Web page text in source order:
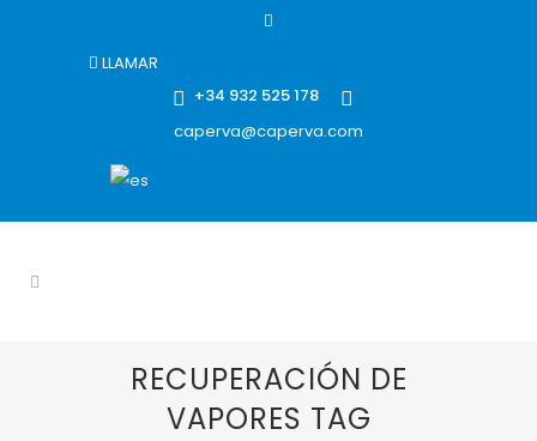
LLAMAR
+34 932 525 178
caperva@caperva.com
RECUPERACIÓN DE
VAPORES TAG